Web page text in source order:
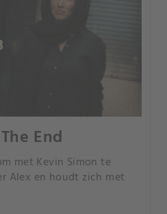
End
met Kevin Simon te
Alex en houdt zich met